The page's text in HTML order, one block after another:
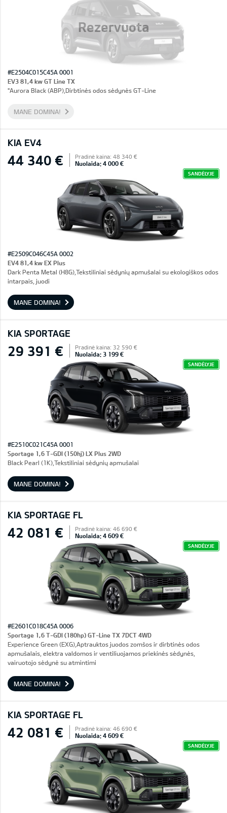
Rezervuota
#E2504C015C45A 0001
EV3 81,4 kw GT Line TX
"Aurora Black (ABP),Dirbtinės odos sėdynės GT-Line
MANE DOMINA!
KIA EV4
44 340 € Pradinė kaina: 48 340 €
Nuolaida: 4 000 €
SANDĖLYJE
#E2509C046C45A 0002
EV4 81,4 kw EX Plus
Dark Penta Metal (H8G),Tekstiliniai sėdynių apmušalai su ekologiškos odos
intarpais, juodi
MANE DOMINA!
KIA SPORTAGE
29 391 € Pradinė kaina: 32 590 €
Nuolaida: 3 199 €
SANDĖLYJE
#E2510C021C45A 0001
Sportage 1,6 T-GDI (150hj) LX Plus 2WD
Black Pearl (1K),Tekstiliniai sėdynių apmušalai
MANE DOMINA!
KIA SPORTAGE FL
42 081 € Pradinė kaina: 46 690 €
Nuolaida: 4 609 €
SANDĖLYJE
#E2601C018C45A 0006
Sportage 1,6 T-GDI (180hp) GT-Line TX 7DCT 4WD
Experience Green (EXG),Aptrauktos juodos zomšos ir dirbtinės odos
apmušalais, elektra valdomos ir ventiliuojamos priekinės sėdynės,
vairuotojo sėdynė su atmintimi
MANE DOMINA!
KIA SPORTAGE FL
42 081 € Pradinė kaina: 46 690 €
Nuolaida: 4 609 €
SANDĖLYJE